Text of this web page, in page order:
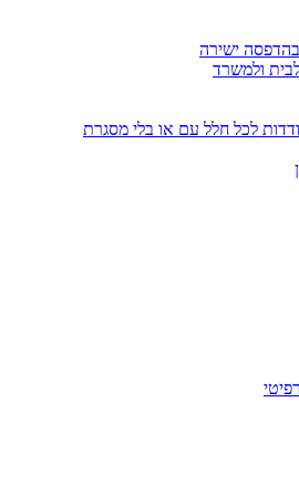
ישירה
ולמשרד
לכל חלל עם או בלי מסגרת